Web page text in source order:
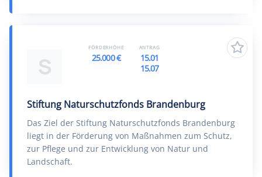
S
Stiftung Naturschutzfonds Brandenburg
Das Ziel der Stiftung Naturschutzfonds Brandenburg
liegt in der Förderung von Maßnahmen zum Schutz,
zur Pflege und zur Entwicklung von Natur und
Landschaft.
FÖRDERHÖHE
25.000 €
ANTRAG
15.01
15.07